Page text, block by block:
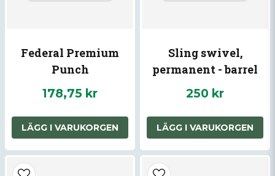
Federal Premium
Punch
178,75 kr
LÄGG I VARUKORGEN
Sling swivel,
permanent - barrel
band cal. 12
250 kr
LÄGG I VARUKORGEN